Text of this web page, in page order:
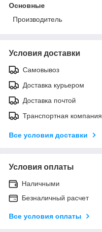
Основные
Производитель
Условия доставки
Самовывоз
Доставка курьером
Доставка почтой
Транспортная компания
Все условия доставки
Условия оплаты
Наличными
Безналичный расчет
Все условия оплаты